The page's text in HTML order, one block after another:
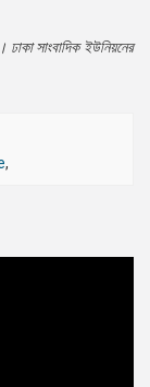
সাংবাদিক ইউনিয়নের
,